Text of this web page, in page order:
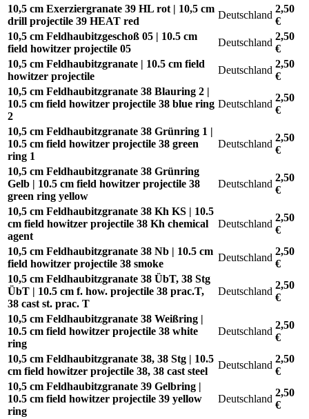
10,5 cm Exerziergranate 39 HL rot | 10,5 cm
drill projectile 39 HEAT red
Deutschland
2,50
€
10,5 cm Feldhaubitzgeschoß 05 | 10.5 cm
field howitzer projectile 05
Deutschland
2,50
€
10,5 cm Feldhaubitzgranate | 10.5 cm field
howitzer projectile
Deutschland
2,50
€
10,5 cm Feldhaubitzgranate 38 Blauring 2 |
10.5 cm field howitzer projectile 38 blue ring
2
Deutschland
2,50
€
10,5 cm Feldhaubitzgranate 38 Grünring 1 |
10.5 cm field howitzer projectile 38 green
ring 1
Deutschland
2,50
€
10,5 cm Feldhaubitzgranate 38 Grünring
Gelb | 10.5 cm field howitzer projectile 38
green ring yellow
Deutschland
2,50
€
10,5 cm Feldhaubitzgranate 38 Kh KS | 10.5
cm field howitzer projectile 38 Kh chemical
agent
Deutschland
2,50
€
10,5 cm Feldhaubitzgranate 38 Nb | 10.5 cm
field howitzer projectile 38 smoke
Deutschland
2,50
€
10,5 cm Feldhaubitzgranate 38 ÜbT, 38 Stg
ÜbT | 10.5 cm f. how. projectile 38 prac.T,
38 cast st. prac. T
Deutschland
2,50
€
10,5 cm Feldhaubitzgranate 38 Weißring |
10.5 cm field howitzer projectile 38 white
ring
Deutschland
2,50
€
10,5 cm Feldhaubitzgranate 38, 38 Stg | 10.5
cm field howitzer projectile 38, 38 cast steel
Deutschland
2,50
€
10,5 cm Feldhaubitzgranate 39 Gelbring |
10.5 cm field howitzer projectile 39 yellow
ring
Deutschland
2,50
€